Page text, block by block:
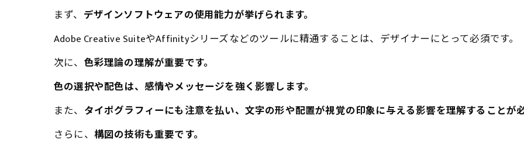
まず、 デザインソフトウェアの使用能力が挙げられます。
Adobe Creative SuiteやAffinityシリーズなどのツールに精通することは、デザイナーにとって必須です。
次に、 色彩理論の理解が重要です。
色の選択や配色は、感情やメッセージを強く影響します。
また、 タイポグラフィーにも注意を払い、文字の形や配置が視覚の印象に与える影響を理解することが必
さらに、 構図の技術も重要です。